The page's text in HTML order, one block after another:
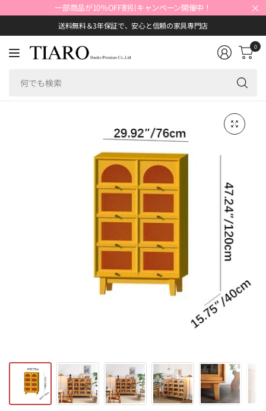
一部商品が10％OFF割引キャンペーン開催中！ ×
送料無料＆3年保証で、安心と信頼の家具専門店
0